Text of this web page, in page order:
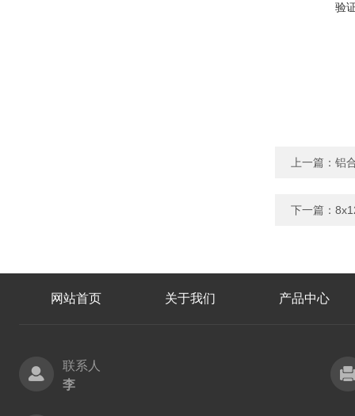
验
上一篇： 铝
下一篇：
网站首页 关于我们 产品中心
联系人
李